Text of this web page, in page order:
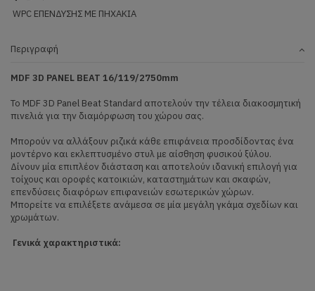
WPC ΕΠΕΝΔΥΣΗΣ ΜΕ ΠΗΧΑΚΙΑ
Περιγραφή
MDF 3D PANEL BEAT 16/119/2750mm
Το MDF 3D Panel Beat Standard αποτελούν την τέλεια διακοσμητική
πινελιά για την διαμόρφωση του χώρου σας.
Μπορούν να αλλάξουν ριζικά κάθε επιφάνεια προσδίδοντας ένα
μοντέρνο και εκλεπτυσμένο στυλ με αίσθηση φυσικού ξύλου.
Δίνουν μία επιπλέον διάσταση και αποτελούν ιδανική επιλογή για
τοίχους και οροφές κατοικιών, καταστημάτων και σκαφών,
επενδύσεις διαφόρων επιφανειών εσωτερικών χώρων.
Μπορείτε να επιλέξετε ανάμεσα σε μία μεγάλη γκάμα σχεδίων και
χρωμάτων.
Γενικά χαρακτηριστικά: